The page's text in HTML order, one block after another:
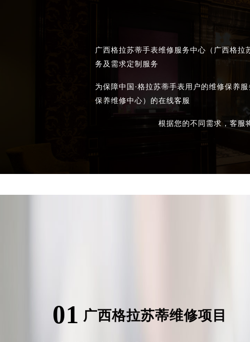
广西格拉苏蒂手表维修服务中心（广西格
务及需求定制服务
为保障中国·格拉苏蒂手表用户的维修保养
保养维修中心）的在线客服
根据您的不同需求，客服
01 广西格拉苏蒂维修项目